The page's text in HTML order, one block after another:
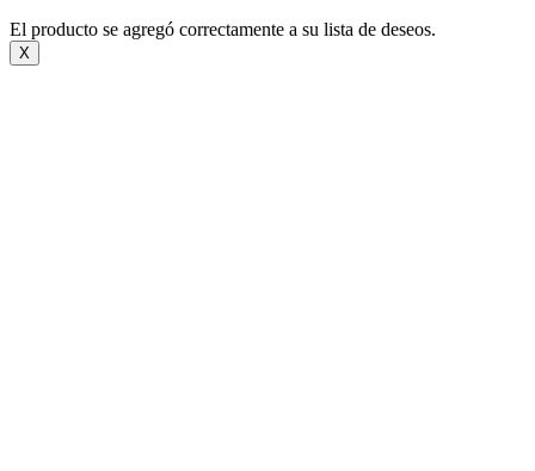
El producto se agregó correctamente a su lista de deseos.
X